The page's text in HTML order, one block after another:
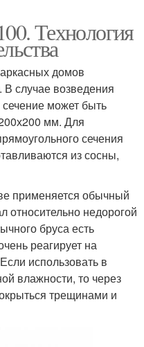
Технология
домов
В случае возведения
может быть
мм. Для
сечения
из сосны,
применяется обычный
относительно недорогой
бруса есть
реагирует на
использовать в
влажности, то через
трещинами и